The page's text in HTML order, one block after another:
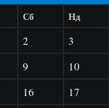
Сб Нд
2
3
9
10
16
17